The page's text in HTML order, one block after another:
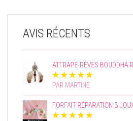
AVIS RÉCENTS
ATTRAPE-RÊVES BOUDDHA
PAR MARTINE
FORFAIT RÉPARATION